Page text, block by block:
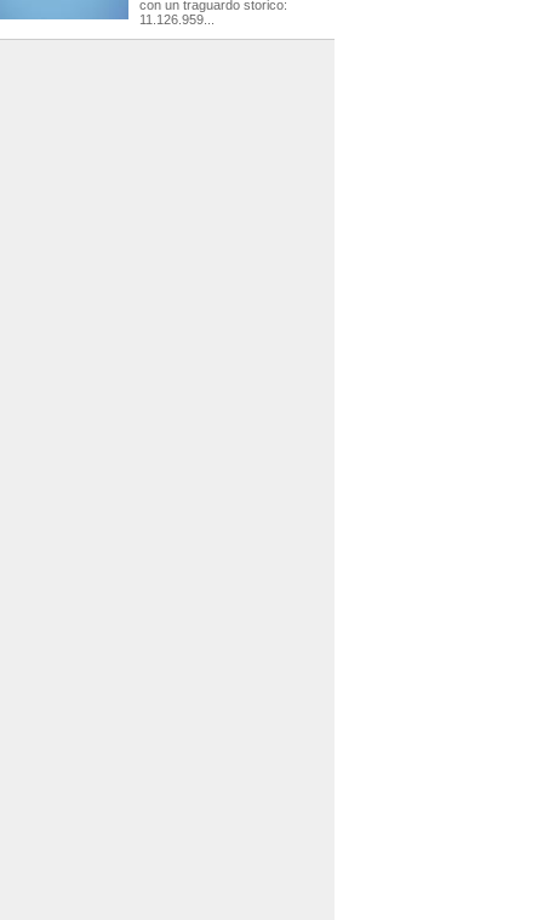
con un traguardo storico:
11.126.959...